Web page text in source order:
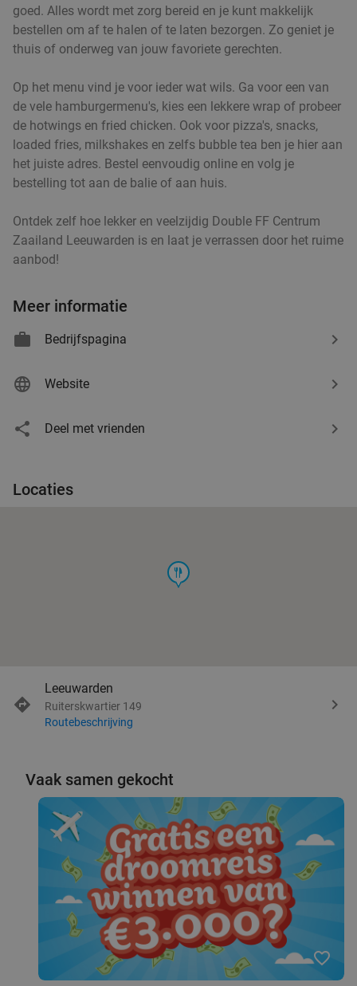
goed. Alles wordt met zorg bereid en je kunt makkelijk
bestellen om af te halen of te laten bezorgen. Zo geniet je
thuis of onderweg van jouw favoriete gerechten.
Op het menu vind je voor ieder wat wils. Ga voor een van
de vele hamburgermenu's, kies een lekkere wrap of probeer
de hotwings en fried chicken. Ook voor pizza's, snacks,
loaded fries, milkshakes en zelfs bubble tea ben je hier aan
het juiste adres. Bestel eenvoudig online en volg je
bestelling tot aan de balie of aan huis.
Ontdek zelf hoe lekker en veelzijdig Double FF Centrum
Zaailand Leeuwarden is en laat je verrassen door het ruime
aanbod!
Meer informatie
Bedrijfspagina
Website
Deel met vrienden
Locaties
food
Leeuwarden
Ruiterskwartier 149
Routebeschrijving
Vaak samen gekocht
favorite_border